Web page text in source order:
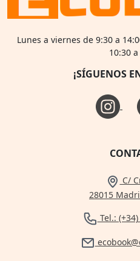
Lunes a viernes de 9:30 a
10:30
¡SÍGUENOS
C/
28015
Tel.: